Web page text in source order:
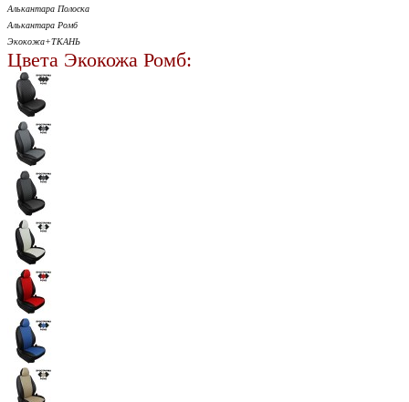
Алькантара Полоска
Алькантара Ромб
Экокожа+ТКАНЬ
Цвета Экокожа Ромб: